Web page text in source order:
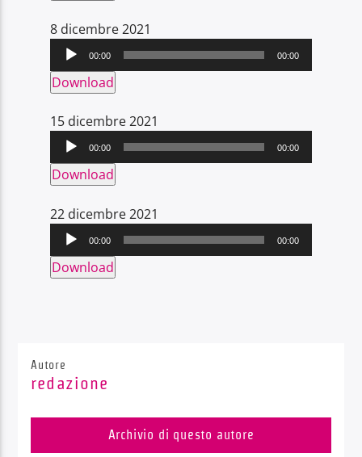
8 dicembre 2021
Audio
Player
00:00 00:00
Download
15 dicembre 2021
Audio
Player
00:00 00:00
Download
22 dicembre 2021
Audio
Player
00:00 00:00
Download
Autore
redazione
Archivio di questo autore